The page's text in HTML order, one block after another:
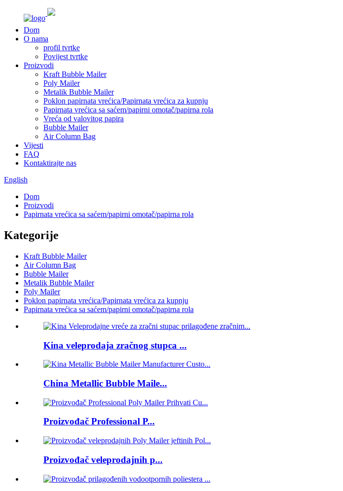
Dom
O nama
profil tvrtke
Povijest tvrtke
Proizvodi
Kraft Bubble Mailer
Poly Mailer
Metalik Bubble Mailer
Poklon papirnata vrećica/Papirnata vrećica za kupnju
Papirnata vrećica sa saćem/papirni omotač/papirna rola
Vreća od valovitog papira
Bubble Mailer
Air Column Bag
Vijesti
FAQ
Kontaktirajte nas
English
Dom
Proizvodi
Papirnata vrećica sa saćem/papirni omotač/papirna rola
Kategorije
Kraft Bubble Mailer
Air Column Bag
Bubble Mailer
Metalik Bubble Mailer
Poly Mailer
Poklon papirnata vrećica/Papirnata vrećica za kupnju
Papirnata vrećica sa saćem/papirni omotač/papirna rola
Kina veleprodaja zračnog stupca ...
China Metallic Bubble Maile...
Proizvođač Professional P...
Proizvođač veleprodajnih p...